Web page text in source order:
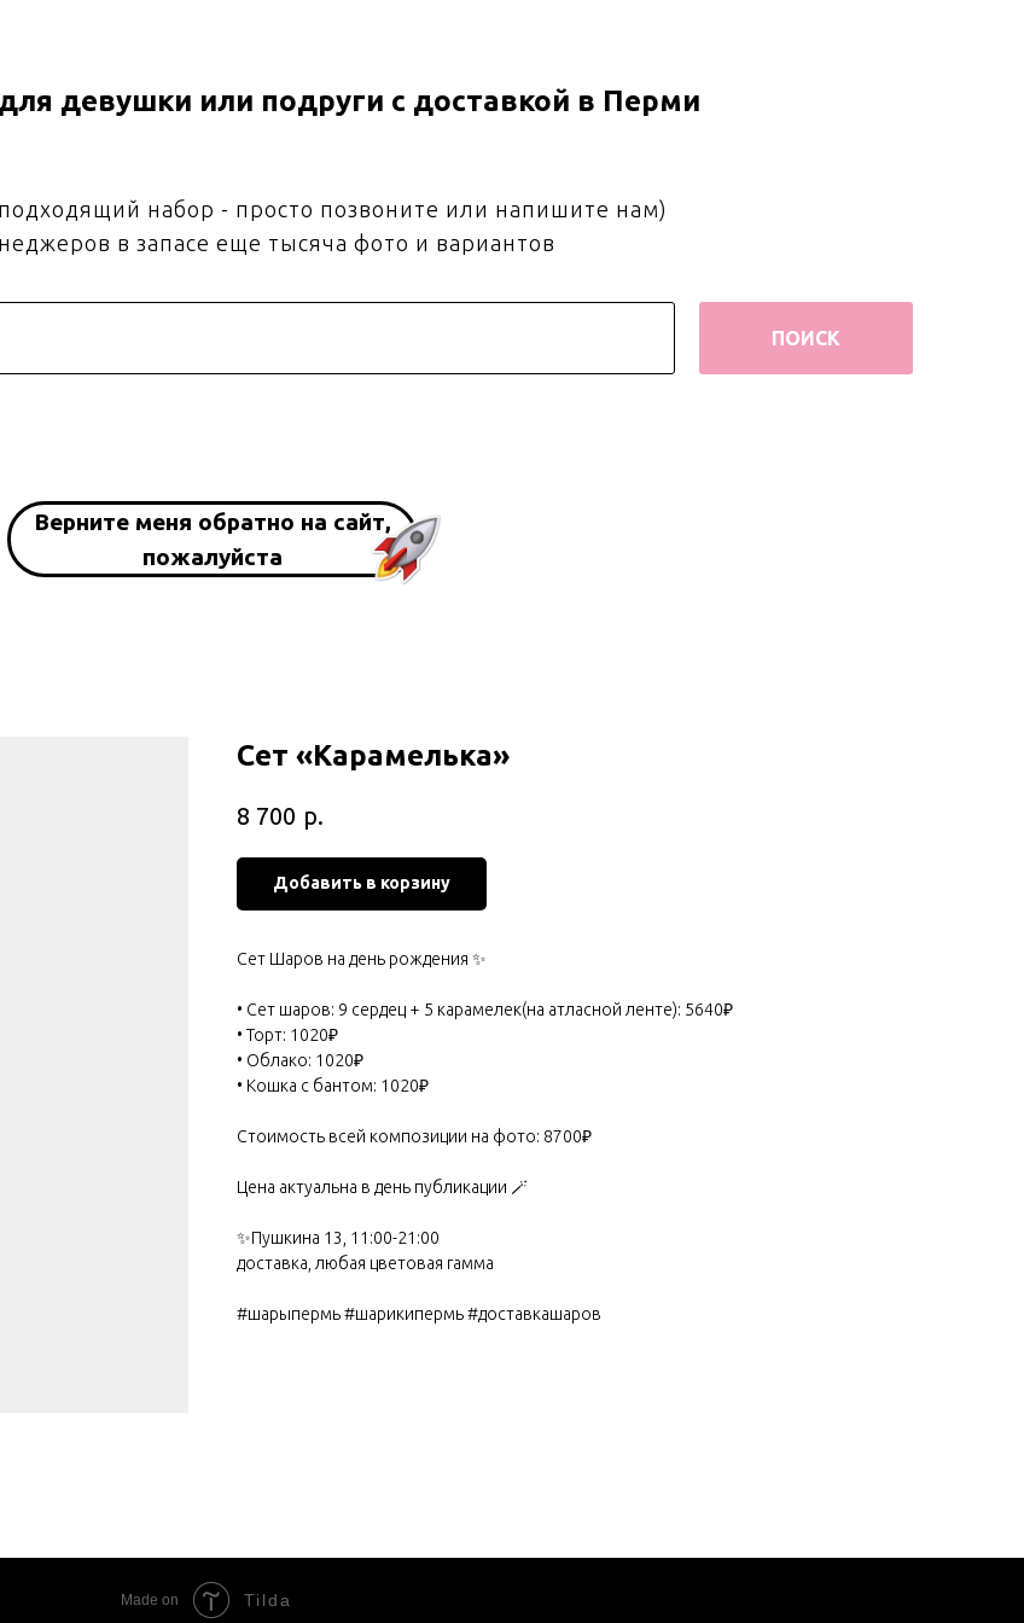
девушки или подруги с доставкой в Перми
набор - просто позвоните или напишите нам)
в запасе еще тысяча фото и вариантов
ПОИСК
Верните меня обратно на сайт,
пожалуйста
Сет «Карамелька»
8 700 р.
Добавить в корзину
Сет Шаров на день рождения ✨
• Сет шаров: 9 сердец + 5 карамелек(на атласной ленте): 5640₽
• Торт: 1020₽
• Облако: 1020₽
• Кошка с бантом: 1020₽
Стоимость всей композиции на фото: 8700₽
Цена актуальна в день публикации 🪄
✨Пушкина 13, 11:00-21:00
доставка, любая цветовая гамма
#шарыпермь #шарикипермь #доставкашаров
Made on Tilda